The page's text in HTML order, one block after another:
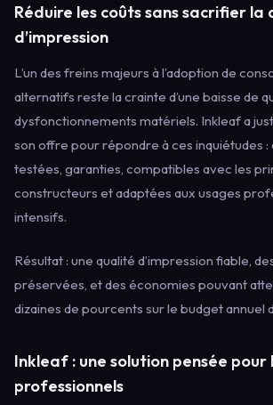
Réduire les coûts sans sacrifier la
d’impression
L’un des freins majeurs à l’adoption de
alternatifs reste la crainte d’une baisse de
dysfonctionnements matériels. Inkleaf a
son offre pour répondre à ces inquiétudes
testées, garanties, compatibles avec les
constructeurs et adaptées aux usages
intensifs.
Résultat : une qualité d’impression fiable,
préservées, et des économies pouvant
dizaines de pourcents sur le budget annuel
Inkleaf : une solution pensée pour
professionnels